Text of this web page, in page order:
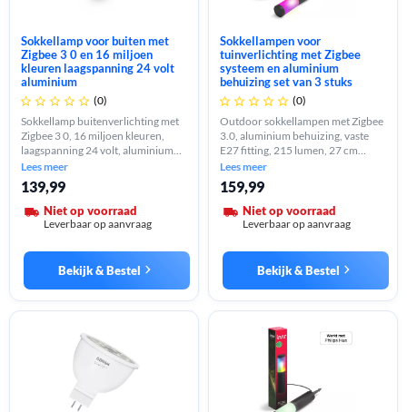
Sokkellamp voor buiten met
Zigbee 3 0 en 16 miljoen
kleuren laagspanning 24 volt
aluminium
     (0)
Sokkellamp buitenverlichting met
Zigbee 3 0, 16 miljoen kleuren,
laagspanning 24 volt, aluminium
behuizing, vaste E27 fitting, IP65,
uitbreidbaar tot 5 lampen.
Lees meer
139,99
Niet op voorraad
Leverbaar op aanvraag
Bekijk & Bestel
Sokkellampen voor
tuinverlichting met Zigbee
systeem en aluminium
behuizing set van 3 stuks
     (0)
Outdoor sokkellampen met Zigbee
3.0, aluminium behuizing, vaste
E27 fitting, 215 lumen, 27 cm
hoogte, kleur en wit licht,
straalhoek 55 graden, set van 3
stuks.
Lees meer
159,99
Niet op voorraad
Leverbaar op aanvraag
Bekijk & Bestel